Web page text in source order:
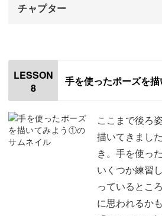
チャプター
はじめに
使用道具
うちわの描き方
リボンの描き方
うさぎのぬいぐるみの描き方
LESSON
8
手を使ったポーズを
ここまで後ろ
描いてきまし
き。手を使っ
いくつか練習
っているとこ
に思われるか